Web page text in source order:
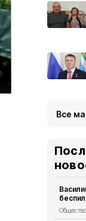
Все
Общество